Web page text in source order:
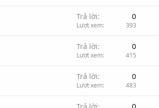
Trả lời 0
Lượt xem 393
Trả lời 0
Lượt xem 415
Trả lời 0
Lượt xem 483
Trả lời 0